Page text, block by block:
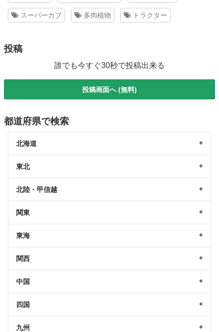
スーパーカブ 多肉植物 トラクター
投稿
誰でも今すぐ30秒で投稿出来る
投稿画面へ (無料)
都道府県で検索
北海道
東北
北陸・甲信越
関東
東海
関西
中国
四国
九州